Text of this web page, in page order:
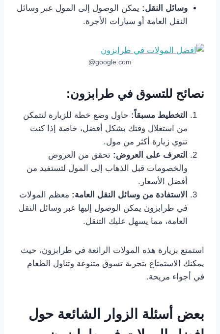
وسائل النقل: يمكن الوصول إلى المول عبر وسائل
النقل العامة أو سيارات الأجرة.
google.com@
نصائح للتسوق في طرابزون:
التخطيط مسبقاً: حاول وضع خطة للزيارة لتتمكن
من استغلال وقتك بشكل أفضل، خاصة إذا كنت
تنوي زيارة أكثر من مول.
التعرف على العروض: تحقق من العروض
والخصومات قبل الذهاب إلى المول لتستفيد من
أفضل الأسعار.
الاستفادة من وسائل النقل العامة: معظم المولات
في طرابزون يمكن الوصول إليها عبر وسائل النقل
العامة، مما يسهل عليك التنقل.
استمتع بزيارة هذه المولات الرائعة في طرابزون، حيث
يمكنك الاستمتاع بتجربة تسوق متنوعة وتناول الطعام
في أجواء مريحة.
بعض أسئلة الزوار الشائعة حول